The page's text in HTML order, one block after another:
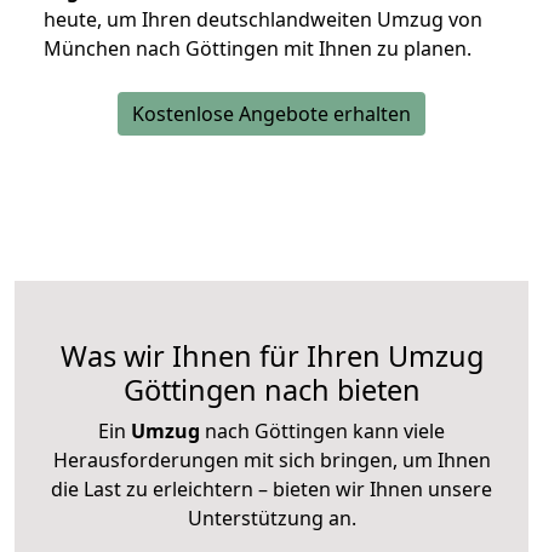
heute, um Ihren deutschlandweiten Umzug von
München nach Göttingen mit Ihnen zu planen.
Kostenlose Angebote erhalten
Was wir Ihnen für Ihren Umzug
Göttingen nach bieten
Ein Umzug nach Göttingen kann viele
Herausforderungen mit sich bringen, um Ihnen
die Last zu erleichtern – bieten wir Ihnen unsere
Unterstützung an.